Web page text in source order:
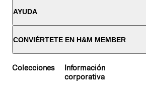
AYUDA
CONVIÉRTETE EN H&M MEMBER
Colecciones
Información
corporativa